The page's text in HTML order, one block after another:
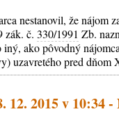
nestanovil, že
zák. č.330/1991 Zb.
ako pôvodný
uzavretého pred
12. 2015 v 10:34